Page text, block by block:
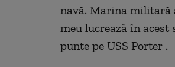
navă. Marina militară
meu lucrează în acest
punte pe USS Porter .